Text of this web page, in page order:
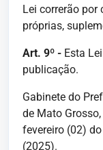
Lei correrão
próprias,
Art. 9º - Esta
publicação.
Gabinete do
de Mato
fevereiro (02)
(2025).